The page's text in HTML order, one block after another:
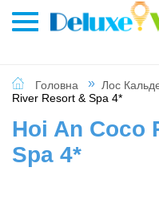
Головна Лос
River Resort & Spa 4*
Hoi An Coco
Spa 4*